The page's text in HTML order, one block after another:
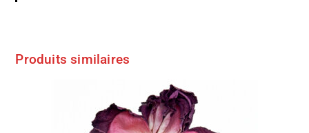
Produits similaires